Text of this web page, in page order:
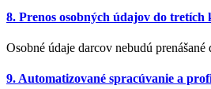
8. Prenos osobných údajov do tretích
Osobné údaje darcov nebudú
9. Automatizované spracúvanie a